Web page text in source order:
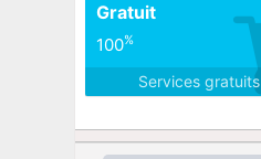
Gratuit
100%
Services gratuits